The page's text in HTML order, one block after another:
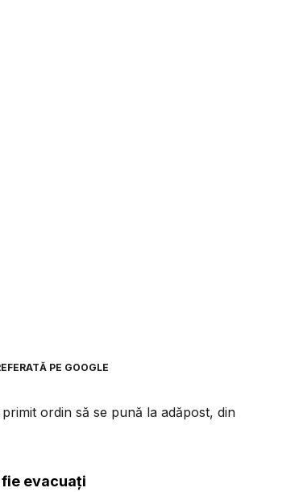
PE GOOGLE
ordin să se pună la adăpost, din
fie evacuați